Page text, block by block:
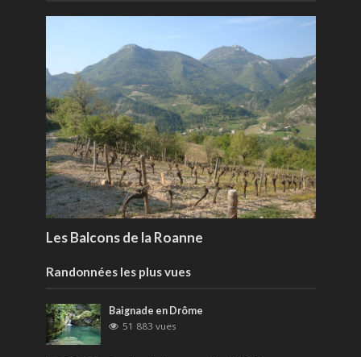
Les Balcons de la Roanne
Randonnées les plus vues
Baignade en Drôme
51 883 vues